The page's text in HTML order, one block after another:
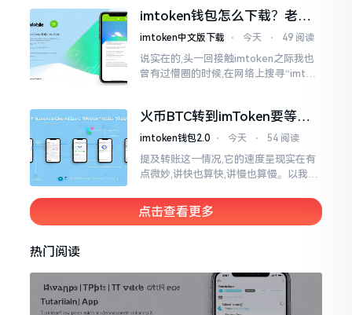
多快要十年的时间了。
imtoken钱包怎么下载？老用
户告诉你靠谱渠道
imtoken中文版下载 ⋅ 今天 ⋅ 49 阅读
说实在的,头一回接触imtoken之际我也
曾有过懵圈的时候,在网络上搜寻“imtok
火币BTC转到imToken要等多
久？过来人说说真实情况
imtoken钱包2.0 ⋅ 今天 ⋅ 54 阅读
提及转账这一情况,它的速度呈现实在有
点微妙,讲快也算快,讲慢也算慢。以我从
正常状况下30分钟到2小时就能达成到
账。可是
点击查看更多
热门阅读